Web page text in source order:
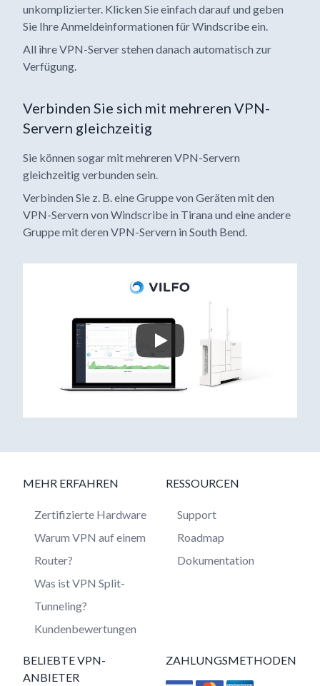
unkomplizierter. Klicken Sie einfach darauf und geben
Sie Ihre Anmeldeinformationen für Windscribe ein.
All ihre VPN-Server stehen danach automatisch zur
Verfügung.
Verbinden Sie sich mit mehreren VPN-
Servern gleichzeitig
Sie können sogar mit mehreren VPN-Servern
gleichzeitig verbunden sein.
Verbinden Sie z. B. eine Gruppe von Geräten mit den
VPN-Servern von Windscribe in Tirana und eine andere
Gruppe mit deren VPN-Servern in South Bend.
MEHR ERFAHREN
Zertifizierte Hardware
Warum VPN auf einem
Router?
Was ist VPN Split-
Tunneling?
Kundenbewertungen
RESSOURCEN
Support
Roadmap
Dokumentation
BELIEBTE VPN-
ANBIETER
ZAHLUNGSMETHODEN